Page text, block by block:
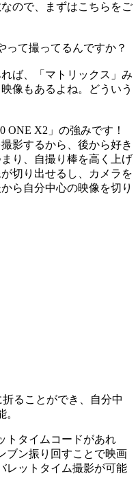
ので、まずはこちらをご
て撮ってるんですか？
ば、「マトリックス」み
像もあるよね。どういう
ONE X2」の強みです！
影するから、後から好き
り、自撮り棒を高く上げ
切り出せるし、カメラを
ら自分中心の映像を切り
ることができ、自分中
トタイムコードがあれ
ブン振り回すことで映画
レットタイム撮影が可能